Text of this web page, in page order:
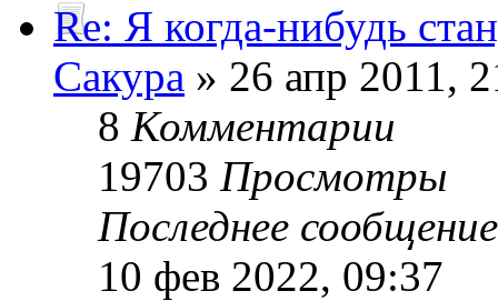
Re: Я когда-нибудь
Сакура » 26 апр 2011,
8 Комментарии
19703 Просмотры
Последнее
10 фев 2022, 09:37